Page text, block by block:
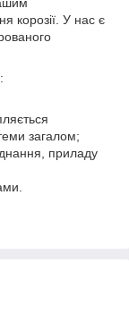
корозії. У нас є
загалом;
приладу